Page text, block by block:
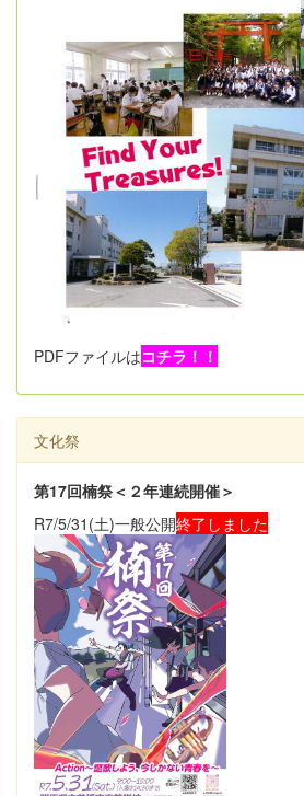
PDFファイルはコチラ！！
文化祭
第17回楠祭＜２年連続開催＞
R7/5/31(土)一般公開終了しました